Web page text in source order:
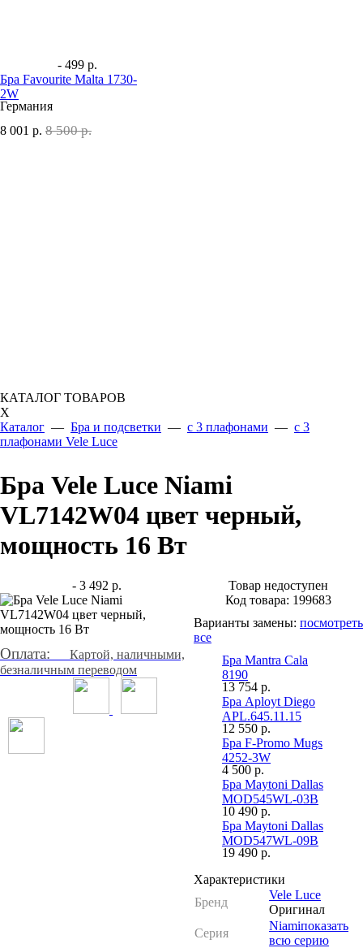
- 499 р.
Бра Favourite Malta 1730-
2W
Германия
8 001 р. 8 500 р.
КАТАЛОГ ТОВАРОВ
X
Каталог — Бра и подсветки — с 3 плафонами — с 3
плафонами Vele Luce
Бра Vele Luce Niami
VL7142W04 цвет черный,
мощность 16 Вт
- 3 492 р.
Оплата: Картой, наличными,
безналичным переводом
Товар недоступен
Код товара: 199683
Варианты замены: посмотреть
все
Бра Mantra Cala
8190
13 754 р.
Бра Aployt Diego
APL.645.11.15
12 550 р.
Бра F-Promo Mugs
4252-3W
4 500 р.
Бра Maytoni Dallas
MOD545WL-03B
10 490 р.
Бра Maytoni Dallas
MOD547WL-09B
19 490 р.
Характеристики
Бренд
Vele Luce
Оригинал
Серия
Niamiпоказать
всю серию